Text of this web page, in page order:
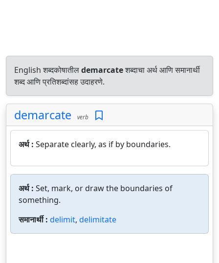
English शब्दकोषातीलdemarcateशब्दाचा अर्थ आणि समानार्थी
शब्द आणि प्रतिशब्दांसह उदाहरणे.
demarcate verb
अर्थ : Separate clearly, as if by boundaries.
अर्थ : Set, mark, or draw the boundaries of
something.
समानार्थी : delimit, delimitate